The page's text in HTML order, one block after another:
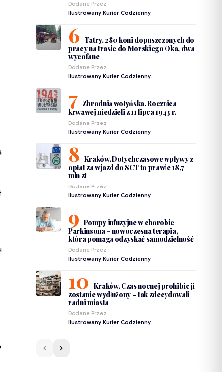
Dodane Przez
Ilustrowany Kurier Codzienny
Tatry. 280 koni dopuszczonych do
pracy na trasie do Morskiego Oka, dwa
wycofane
Dodane Przez
Ilustrowany Kurier Codzienny
Zbrodnia wołyńska. Rocznica
krwawej niedzieli z 11 lipca 1943 r.
Dodane Przez
Ilustrowany Kurier Codzienny
Kraków. Dotychczasowe wpływy z
opłat za wjazd do SCT to prawie 18,7
mln zł
Dodane Przez
Ilustrowany Kurier Codzienny
Pompy infuzyjne w chorobie
Parkinsona – nowoczesna terapia,
która pomaga odzyskać samodzielność
Dodane Przez
Ilustrowany Kurier Codzienny
Kraków. Czas nocnej prohibicji
zostanie wydłużony – tak zdecydowali
radni miasta
Dodane Przez
Ilustrowany Kurier Codzienny